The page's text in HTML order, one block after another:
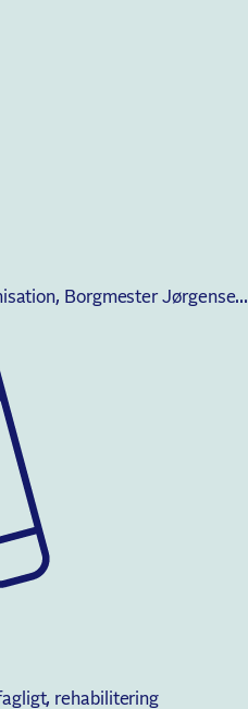
Borgmester Jørgense...
rehabilitering